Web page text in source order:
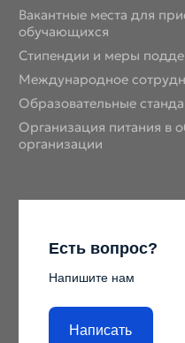
Вакантные места для
обучающихся
Стипендии и меры
Международное
Образовательные
Организация питания в
организации
Есть вопрос?
Напишите нам
Написать